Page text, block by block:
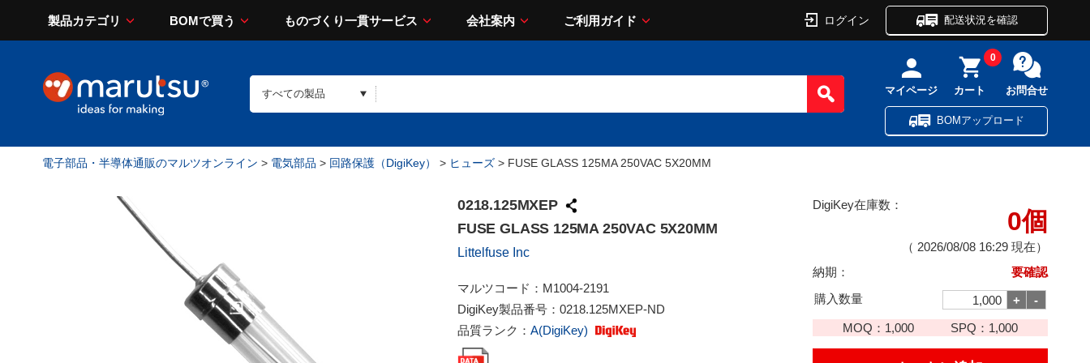
製品カテゴリ BOMで買う ものづくり一貫サービス 会社案内 ご利用ガイド ログイン 配送状況を確認
マイページ カート
0
お問合せ
BOMアップロード
電子部品・半導体通販のマルツオンライン > 電気部品 > 回路保護（DigiKey） > ヒューズ > FUSE GLASS 125MA 250VAC 5X20MM
0218.125MXEP
FUSE GLASS 125MA 250VAC 5X20MM
Littelfuse Inc
マルツコード： M1004-2191
DigiKey製品番号： 0218.125MXEP-ND
品質ランク： A(DigiKey)
DigiKey在庫数：
0個
（ 2026/08/08 16:29 現在）
納期：
要確認
購入数量
MOQ： 1,000 SPQ： 1,000